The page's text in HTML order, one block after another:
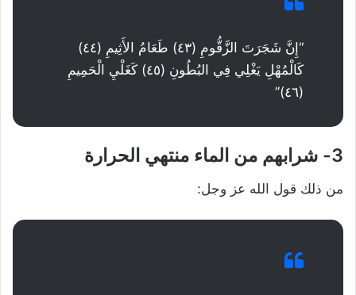
“إِنَّ شَجَرَتَ الزَّقُّومِ (٤٣) طَعَامُ الأَثِيمِ (٤٤)
كَالْمُهْلِ يَغْلِي فِي البُطُونِ (٤٥) كَغَلْيِ الْحَمِيمِ
(٤٦)”
3- شرابهم من الماء منتهي الحرارة
من ذلك قول الله عز وجل: